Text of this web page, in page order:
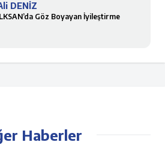
DENİZ
Göz Boyayan İyileştirme
Haberler